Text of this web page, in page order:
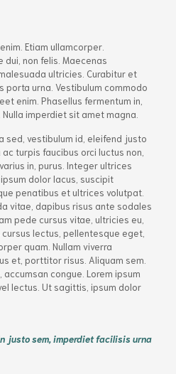
Etiam ullamcorper.
non felis. Maecenas
ultricies. Curabitur et
porta urna. Vestibulum commodo
enim. Phasellus fermentum in,
imperdiet sit amet magna.
sed, vestibulum id, eleifend justo
turpis faucibus orci luctus non,
in, purus. Integer ultrices
dolor lacus, suscipit
penatibus et ultrices volutpat.
vitae, dapibus risus ante sodales
pede cursus vitae, ultricies eu,
lectus, pellentesque eget,
quam. Nullam viverra
et, porttitor risus. Aliquam sem.
accumsan congue. Lorem ipsum
lectus. Ut sagittis, ipsum dolor
justo sem, imperdiet facilisis urna